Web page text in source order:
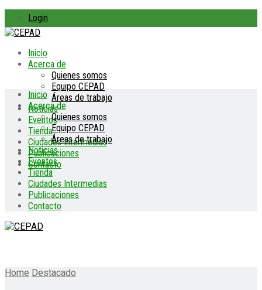
Login
Inicio
Acerca de
Quienes somos
Equipo CEPAD
Áreas de trabajo
Noticias
Eventos
Tienda
Ciudades Intermedias
Publicaciones
Contacto
Inicio
Acerca de
Quienes somos
Equipo CEPAD
Áreas de trabajo
Noticias
Eventos
Tienda
Ciudades Intermedias
Publicaciones
Contacto
Home Destacado